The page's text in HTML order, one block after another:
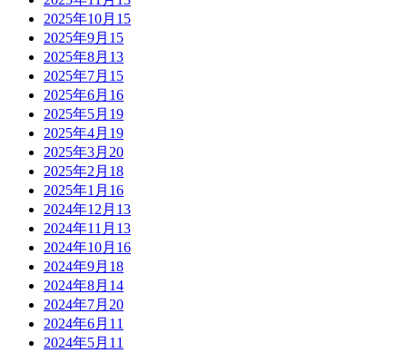
2025年10月 15
2025年9月 15
2025年8月 13
2025年7月 15
2025年6月 16
2025年5月 19
2025年4月 19
2025年3月 20
2025年2月 18
2025年1月 16
2024年12月 13
2024年11月 13
2024年10月 16
2024年9月 18
2024年8月 14
2024年7月 20
2024年6月 11
2024年5月 11